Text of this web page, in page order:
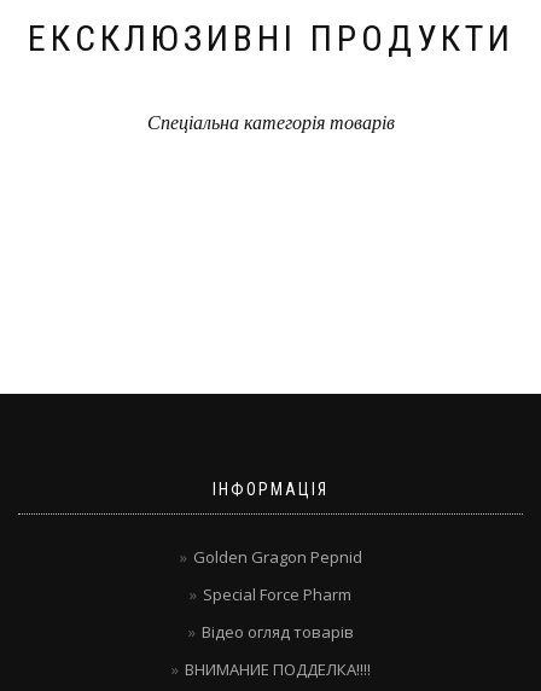
ЕКСКЛЮЗИВНІ ПРОДУКТИ
Спеціальна категорія товарів
ІНФОРМАЦІЯ
Golden Gragon Pepnid
Special Force Pharm
Відео огляд товарів
ВНИМАНИЕ ПОДДЕЛКА!!!!